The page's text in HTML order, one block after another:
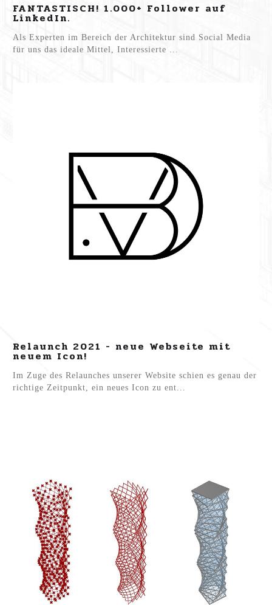
FANTASTISCH! 1.000+ Follower auf
LinkedIn.
Als Experten im Bereich der Architektur sind Social Media
für uns das ideale Mittel, Interessierte ...
Relaunch 2021 - neue Webseite mit
neuem Icon!
Im Zuge des Relaunches unserer Website schien es genau der
richtige Zeitpunkt, ein neues Icon zu ent...